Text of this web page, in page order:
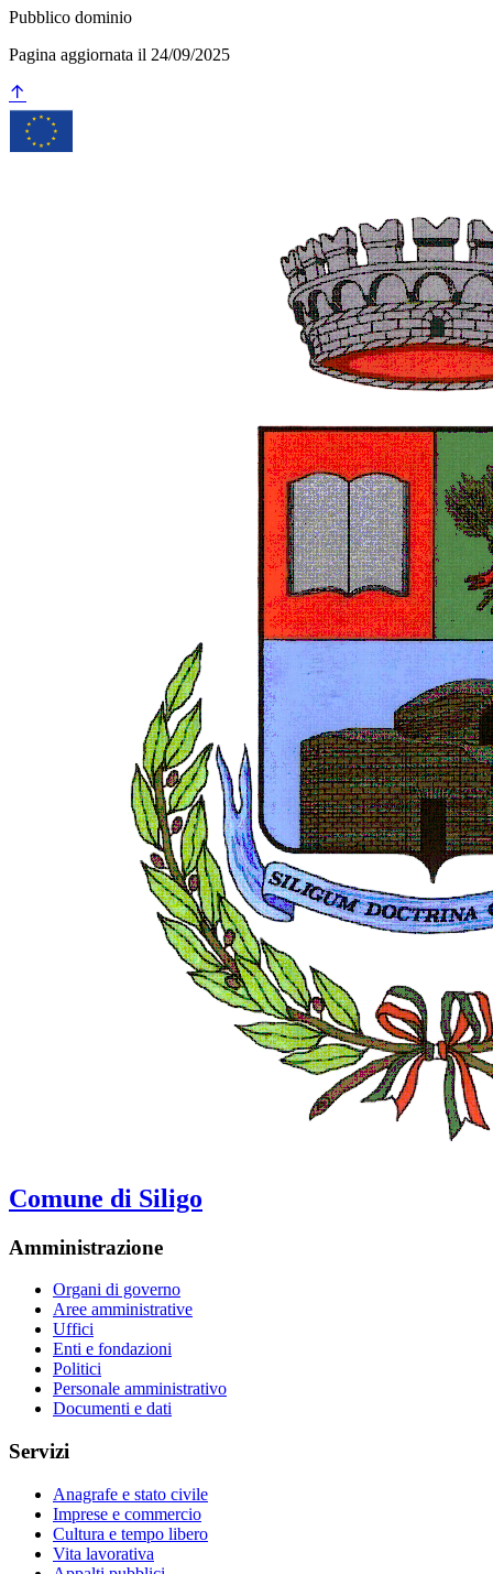
Pubblico dominio
Pagina aggiornata il 24/09/2025
Comune di Siligo
Amministrazione
Organi di governo
Aree amministrative
Uffici
Enti e fondazioni
Politici
Personale amministrativo
Documenti e dati
Servizi
Anagrafe e stato civile
Imprese e commercio
Cultura e tempo libero
Vita lavorativa